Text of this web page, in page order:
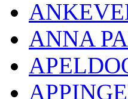
ANNA